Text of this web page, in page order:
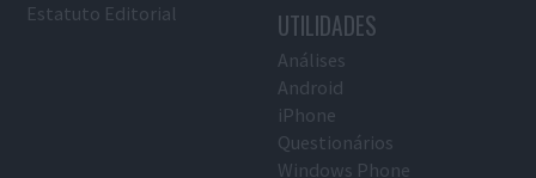
Estatuto Editorial
UTILIDADES
Análises
Android
iPhone
Questionários
Windows Phone